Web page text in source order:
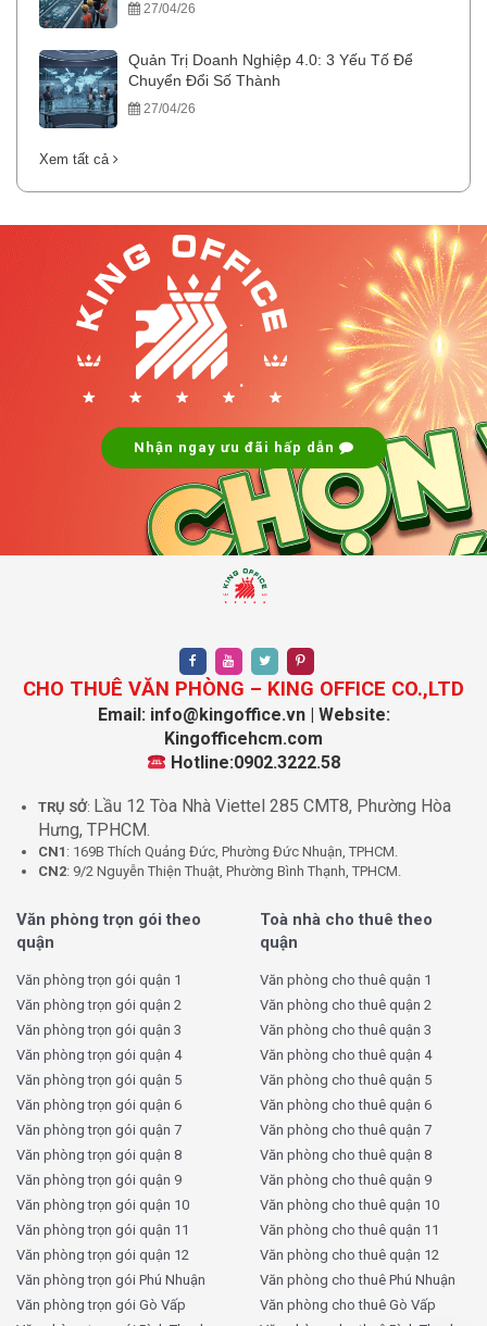
27/04/26
Quản Trị Doanh Nghiệp 4.0: 3 Yếu Tố Để
Chuyển Đổi Số Thành
27/04/26
Xem tất cả
.
.
Nhận ngay ưu đãi hấp dẫn
CHO THUÊ VĂN PHÒNG – KING OFFICE CO.,LTD
Email: info@kingoffice.vn | Website:
Kingofficehcm.com
Hotline:0902.3222.58
TRỤ SỞ: Lầu 12 Tòa Nhà Viettel 285 CMT8, Phường Hòa
Hưng, TPHCM.
CN1 : 169B Thích Quảng Đức, Phường Đức Nhuận, TPHCM.
CN2: 9/2 Nguyễn Thiện Thuật, Phường Bình Thạnh, TPHCM.
Văn phòng trọn gói theo
quận
Văn phòng trọn gói quận 1
Văn phòng trọn gói quận 2
Văn phòng trọn gói quận 3
Văn phòng trọn gói quận 4
Văn phòng trọn gói quận 5
Văn phòng trọn gói quận 6
Văn phòng trọn gói quận 7
Văn phòng trọn gói quận 8
Văn phòng trọn gói quận 9
Văn phòng trọn gói quận 10
Văn phòng trọn gói quận 11
Văn phòng trọn gói quận 12
Văn phòng trọn gói Phú Nhuận
Văn phòng trọn gói Gò Vấp
Toà nhà cho thuê theo
quận
Văn phòng cho thuê quận 1
Văn phòng cho thuê quận 2
Văn phòng cho thuê quận 3
Văn phòng cho thuê quận 4
Văn phòng cho thuê quận 5
Văn phòng cho thuê quận 6
Văn phòng cho thuê quận 7
Văn phòng cho thuê quận 8
Văn phòng cho thuê quận 9
Văn phòng cho thuê quận 10
Văn phòng cho thuê quận 11
Văn phòng cho thuê quận 12
Văn phòng cho thuê Phú Nhuận
Văn phòng cho thuê Gò Vấp